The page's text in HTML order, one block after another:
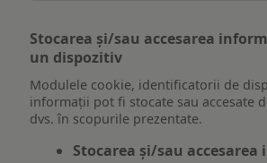
Stocarea și/sau accesarea
un dispozitiv
Modulele cookie, identificatorii de
informații pot fi stocate sau accesate
dvs. în scopurile prezentate.
Stocarea și/sau